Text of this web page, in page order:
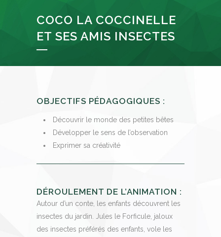
COCO LA COCCINELLE
ET SES AMIS INSECTES
OBJECTIFS PÉDAGOGIQUES :
Découvrir le monde des petites bêtes
Développer le sens de l’observation
Exprimer sa créativité
DÉROULEMENT DE L’ANIMATION :
Autour d’un conte, les enfants découvrent les
insectes du jardin. Jules le Forficule, jaloux
des insectes préférés des enfants, vole les